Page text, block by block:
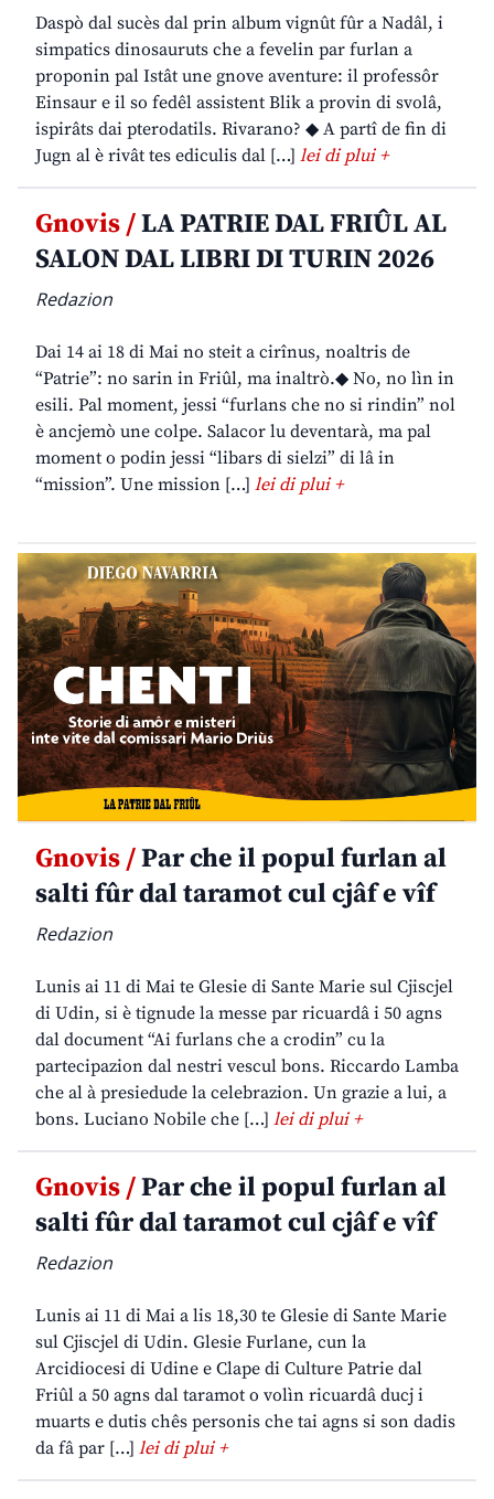
Daspò dal sucès dal prin album vignût fûr a Nadâl, i
simpatics dinosauruts che a fevelin par furlan a
proponin pal Istât une gnove aventure: il professôr
Einsaur e il so fedêl assistent Blik a provin di svolâ,
ispirâts dai pterodatils. Rivarano? ◆ A partî de fin di
Jugn al è rivât tes ediculis dal […] lei di plui +
Gnovis /LA PATRIE DAL FRIÛL AL
SALON DAL LIBRI DI TURIN 2026
Redazion
Dai 14 ai 18 di Mai no steit a cirînus, noaltris de
“Patrie”: no sarin in Friûl, ma inaltrò.◆ No, no lìn in
esili. Pal moment, jessi “furlans che no si rindin” nol
è ancjemò une colpe. Salacor lu deventarà, ma pal
moment o podin jessi “libars di sielzi” di lâ in
“mission”. Une mission […] lei di plui +
Gnovis /Par che il popul furlan al
salti fûr dal taramot cul cjâf e vîf
Redazion
Lunis ai 11 di Mai te Glesie di Sante Marie sul Cjiscjel
di Udin, si è tignude la messe par ricuardâ i 50 agns
dal document “Ai furlans che a crodin” cu la
partecipazion dal nestri vescul bons. Riccardo Lamba
che al à presiedude la celebrazion. Un grazie a lui, a
bons. Luciano Nobile che […] lei di plui +
Gnovis /Par che il popul furlan al
salti fûr dal taramot cul cjâf e vîf
Redazion
Lunis ai 11 di Mai a lis 18,30 te Glesie di Sante Marie
sul Cjiscjel di Udin. Glesie Furlane, cun la
Arcidiocesi di Udine e Clape di Culture Patrie dal
Friûl a 50 agns dal taramot o volìn ricuardâ ducj i
muarts e dutis chês personis che tai agns si son dadis
da fâ par […] lei di plui +